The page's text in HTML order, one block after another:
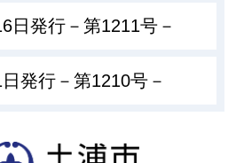
日発行－第1211号－
発行－第1210号－